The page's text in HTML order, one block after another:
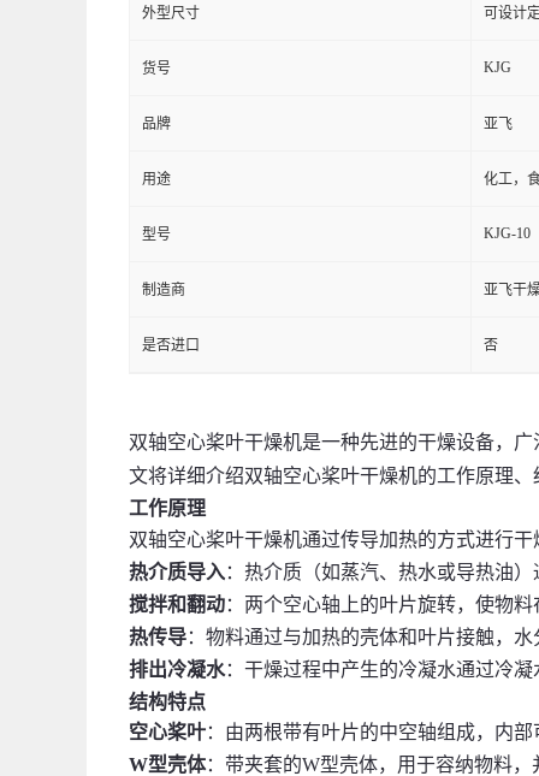
外型尺寸 可设计
货号 KJG
品牌 亚飞
用途 化工，
型号 KJG-10
制造商 亚飞干
是否进口 否
双轴空心桨叶干燥机是一种先进的干燥设备，
文将详细介绍双轴空心桨叶干燥机的工作原理
工作原理
双轴空心桨叶干燥机通过传导加热的方式进行
热介质导入：热介质（如蒸汽、热水或导热油
搅拌和翻动：两个空心轴上的叶片旋转，使物
热传导：物料通过与加热的壳体和叶片接触，
排出冷凝水：干燥过程中产生的冷凝水通过冷
结构特点
空心桨叶：由两根带有叶片的中空轴组成，内
W型壳体：带夹套的W型壳体，用于容纳物料